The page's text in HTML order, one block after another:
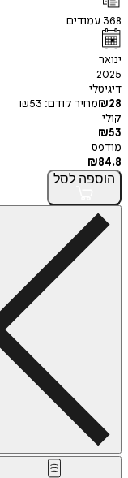
368 עמודים
ינואר
2025
דיגיטלי
₪28 מחיר קודם: ₪53
קולי
₪53
מודפס
₪84.8
הוספה לסל